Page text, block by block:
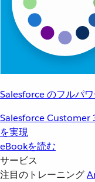
Salesforce のフルパ
Salesforce Customer
を実現
eBookを読む
サービス
注目のトレーニング